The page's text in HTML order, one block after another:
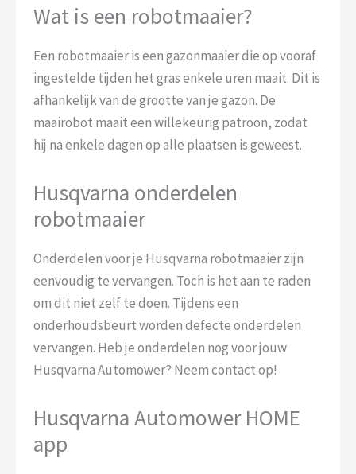
Wat is een robotmaaier?
Een robotmaaier is een gazonmaaier die op vooraf
ingestelde tijden het gras enkele uren maait. Dit is
afhankelijk van de grootte van je gazon. De
maairobot maait een willekeurig patroon, zodat
hij na enkele dagen op alle plaatsen is geweest.
Husqvarna onderdelen
robotmaaier
Onderdelen voor je Husqvarna robotmaaier zijn
eenvoudig te vervangen. Toch is het aan te raden
om dit niet zelf te doen. Tijdens een
onderhoudsbeurt worden defecte onderdelen
vervangen. Heb je onderdelen nog voor jouw
Husqvarna Automower? Neem contact op!
Husqvarna Automower HOME
app